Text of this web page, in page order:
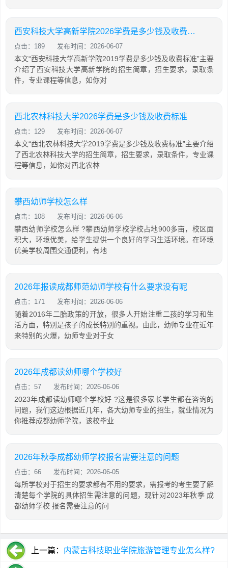
西安科技大学高新学院2026学费是多少钱及收费标准
点击：189 发布时间：2026-06-07
本文“西安科技大学高新学院2019学费是多少钱及收费标准”主要
介绍了西安科技大学高新学院的招生简章，招生要求，录取条
件，专业课程等信息，如你对
西北农林科技大学2026学费是多少钱及收费标准
点击：129 发布时间：2026-06-07
本文“西北农林科技大学2019学费是多少钱及收费标准”主要介绍
了西北农林科技大学的招生简章，招生要求，录取条件，专业课
程等信息，如你对西北农林
攀西幼师学校怎么样
点击：108 发布时间：2026-06-06
攀西幼师学校怎么样 ?攀西幼师学校学校占地900多亩，校区面
积大，环境优美，给学生提供一个良好的学习生活环境。在环境
优美学校周围交通便利，有地
2026年报读成都师范幼师学校有什么要求没有呢
点击：171 发布时间：2026-06-06
随着2016年二胎政策的开放，很多人开始注重二孩的学习和生
活方面，特别是孩子的成长特别的重视。由此，幼师专业在近年
来特别的火爆，幼师专业对于女
2026年成都读幼师哪个学校好
点击：57 发布时间：2026-06-06
2023年成都读幼师哪个学校好 ?这是很多家长学生都在咨询的
问题，我们这边根据近几年，各大幼师专业的招生，就业情况为
你推荐成都幼师学院，该校毕业
2026年秋季成都幼师学校报名需要注意的问题
点击：66 发布时间：2026-06-05
每所学校对于招生的要求都有不用的要求，需报考的考生要了解
清楚每个学院的具体招生需注意的问题，现针对2023年秋季 成
都幼师学校 报名需要注意的问
上一篇： 内蒙古科技职业学院旅游管理专业怎么样?